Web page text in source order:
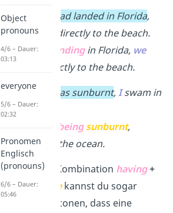
After
had landed in Florida,
wedrove directly to the beach.
→After landingin Florida, we
drove directly to the beach.
Before
was sunburnt,Iswam in
the ocean.
being sunburnt,
Iswam in the ocean.
Tipp:Mit der Kombination having +
past participlekannst du sogar
noch mehr betonen, dass eine
Object
pronouns
4/6 – Dauer:
03:13
everyone
5/6 – Dauer:
02:32
Pronomen
Englisch
(pronouns)
6/6 – Dauer:
05:46